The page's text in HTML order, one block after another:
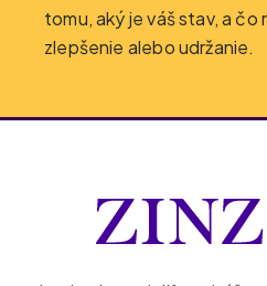
tomu, aký je váš stav, a
zlepšenie alebo udržanie.